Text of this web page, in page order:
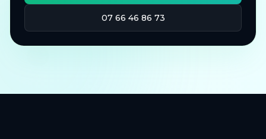
07 66 46 86 73